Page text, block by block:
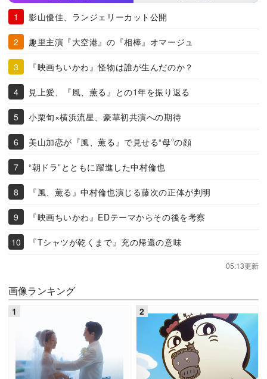
影山優佳、ランジェリーカット公開
趣里主演『大空港』の『相棒』オマージュ
『映画ちいかわ』怪物は誰が生んだのか？
見上愛、『風、薫る』との1年を振り返る
小栗旬×横浜流星、豪華初共演への期待
美山加恋が『風、薫る』で見せる“母”の顔
“朝ドラ”とともに躍進した中村倫也
『風、薫る』中村倫也演じる藤次の正体が判明
『映画ちいかわ』EDテーマからその後を考察
『Tシャツが乾くまで』充の帰還の意味
05:13更新
画像ランキング